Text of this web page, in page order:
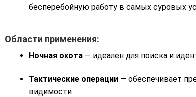
бесперебойную работу в самых суровых
Области применения:
Ночная охота— идеален для поиска и
Тактические операции— обеспечивает
видимости